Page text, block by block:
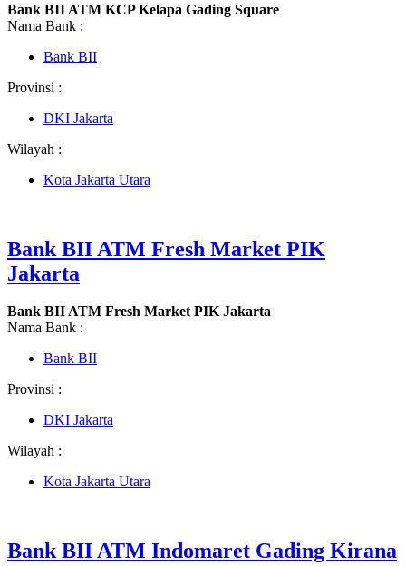
Bank BII ATM KCP Kelapa Gading Square
Nama Bank :
Bank BII
Provinsi :
DKI Jakarta
Wilayah :
Kota Jakarta Utara
Bank BII ATM Fresh Market PIK
Jakarta
Bank BII ATM Fresh Market PIK Jakarta
Nama Bank :
Bank BII
Provinsi :
DKI Jakarta
Wilayah :
Kota Jakarta Utara
Bank BII ATM Indomaret Gading Kirana